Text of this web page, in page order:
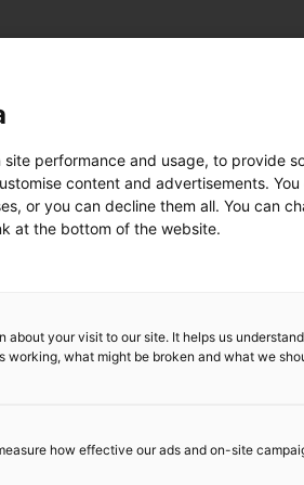
performance and usage, to provide
content and advertisements.
or you can decline them all. You can
at the bottom of the website.
about your visit to our site. It helps us
working, what might be broken and what we
how effective our ads and on-site